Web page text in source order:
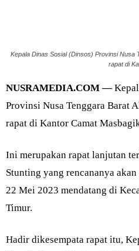
Kepala Dinas Sosial (Dinsos) Provinsi Nusa
rapat di
NUSRAMEDIA.COM —
Provinsi Nusa Tenggara Barat
rapat di Kantor Camat
Ini merupakan rapat lanjutan
Stunting yang rencananya
22 Mei 2023 mendatang di
Timur.
Hadir dikesempata rapat itu,